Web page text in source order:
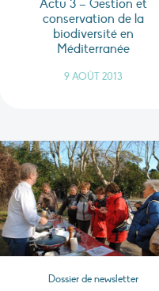
Actu 3 – Gestion et
conservation de la
biodiversité en
Méditerranée
9 AOÛT 2013
Dossier de newsletter